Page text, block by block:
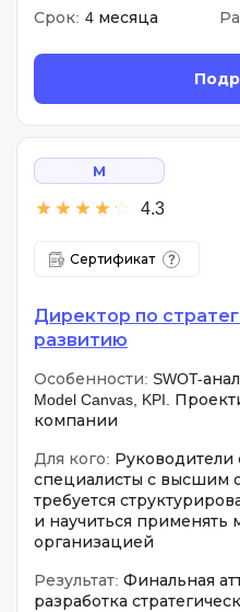
Срок: 4 месяца
М
4.3
Сертификат
Директор по
развитию
Особенности: SWOT-
Model Canvas, KPI.
компании
Для кого: Руководители
специалисты с высшим
требуется
и научиться применять
организацией
Результат: Финальная
разработка